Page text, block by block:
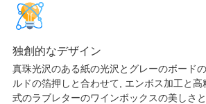
独創的なデザイン
真珠光沢のある紙の光沢とグレーのボード
ルドの箔押しと合わせて, エンボス加工と
式のラブレターのワインボックスの美しさ